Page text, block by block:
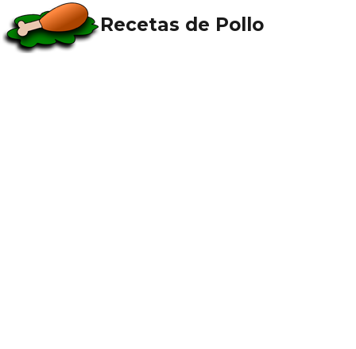
Recetas de Pollo